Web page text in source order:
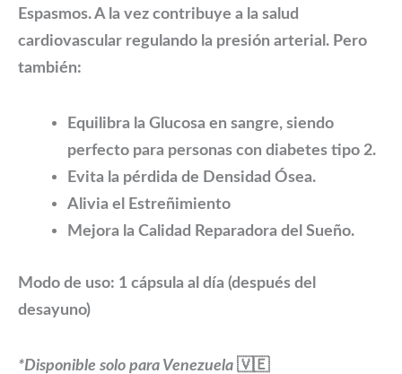
Espasmos. A la vez contribuye a la salud
cardiovascular regulando la presión arterial. Pero
también:
Equilibra la Glucosa en sangre, siendo
perfecto para personas con diabetes tipo 2.
Evita la pérdida de Densidad Ósea.
Alivia el Estreñimiento
Mejora la Calidad Reparadora del Sueño.
Modo de uso: 1 cápsula al día (después del
desayuno)
*Disponible solo para Venezuela 🇻🇪